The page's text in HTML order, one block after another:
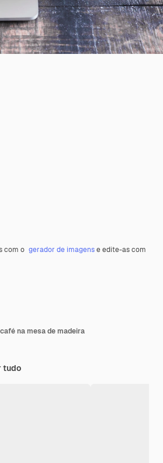
com o gerador de imagense edite-as com
na mesa de madeira
tudo